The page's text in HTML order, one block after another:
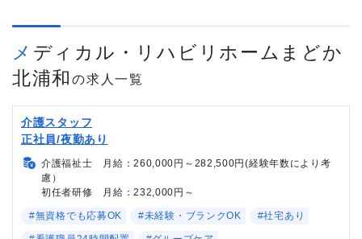
メディカル・リハビリホームまどか
北浦和の求人一覧
介護スタッフ
正社員/夜勤あり
介護福祉士 月給：260,000円～282,500円(経験年数により考
慮）
初任者研修 月給：232,000円～
#無資格でも応募OK #未経験・ブランクOK #社宅あり